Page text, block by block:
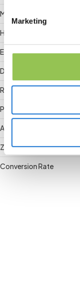
Marketing
Matchmaking
Hybride Registrierung
Event-Daten
Digitaler Check-in
RFID-Badge
Payment Gateway
Aktivierung vor Ort
Zuschauerbindung
Conversion Rate